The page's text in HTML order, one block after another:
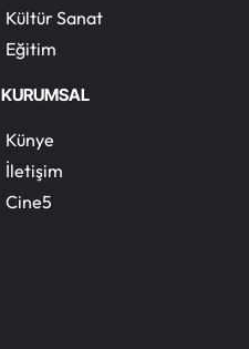
Kültür Sanat
Eğitim
KURUMSAL
Künye
İletişim
Cine5